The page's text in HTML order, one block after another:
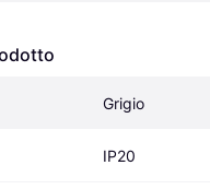
Grigio
IP20